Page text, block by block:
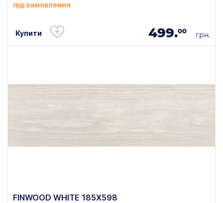
під замовлення
Купити 499.00 грн.
FINWOOD WHITE 185X598